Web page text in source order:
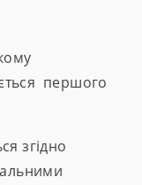
першого
згідно